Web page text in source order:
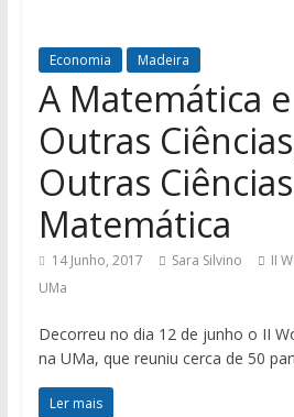
Economia Madeira
A Matemática
Outras
Outras
Matemática
14 Junho, 2017 Sara Silvino II
UMa
Decorreu no dia 12 de junho o II
na UMa, que reuniu cerca de 50
Ler mais